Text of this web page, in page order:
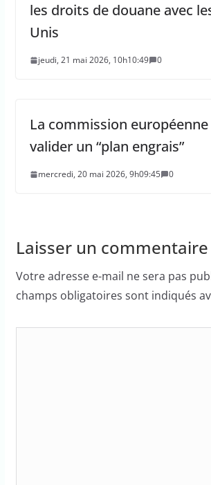
les droits de douane avec
Unis
jeudi, 21 mai 2026, 10h10:49 0
La commission européenne
valider un “plan engrais”
mercredi, 20 mai 2026, 9h09:45 0
Laisser un commentaire
Votre adresse e-mail ne sera pas
champs obligatoires sont indiqués